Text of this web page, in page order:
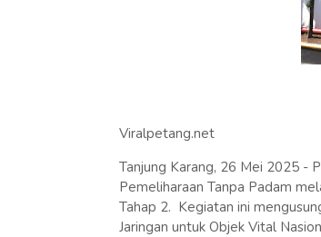
Viralpetang.net
Tanjung Karang, 26 Mei 2025 -
Pemeliharaan Tanpa Padam
Tahap 2. Kegiatan ini
Jaringan untuk Objek Vital